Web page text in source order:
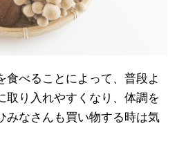
食べることによって、普段よ
取り入れやすくなり、体調を
みなさんも買い物する時は気